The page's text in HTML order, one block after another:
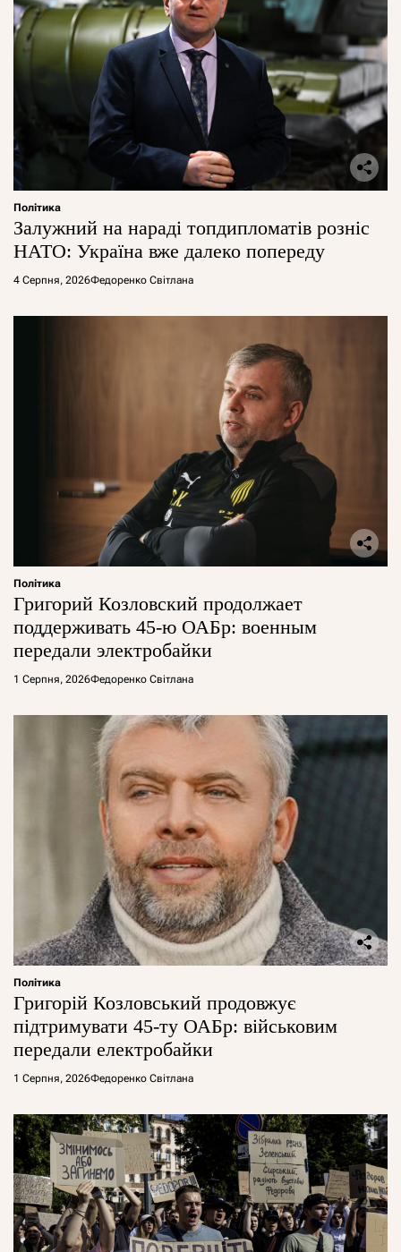
Політика
Залужний на нараді топдипломатів розніс
НАТО: Україна вже далеко попереду
4 Серпня, 2026Федоренко Світлана
Політика
Григорий Козловский продолжает
поддерживать 45-ю ОАБр: военным
передали электробайки
1 Серпня, 2026Федоренко Світлана
Політика
Григорій Козловський продовжує
підтримувати 45-ту ОАБр: військовим
передали електробайки
1 Серпня, 2026Федоренко Світлана